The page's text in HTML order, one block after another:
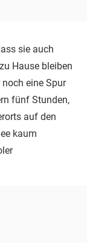
sie auch
Hause bleiben
eine Spur
fünf Stunden,
auf den
kaum